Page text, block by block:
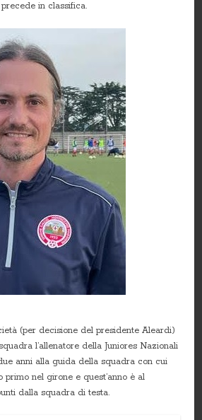
in classifica.
(per decisione del presidente Aleardi)
l’allenatore della Juniores Nazionali
anni alla guida della squadra con cui
primo nel girone e quest’anno è al
dalla squadra di testa.